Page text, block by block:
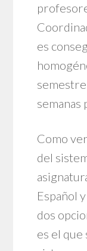
es
semanas
Como
del
Español
dos
es el que